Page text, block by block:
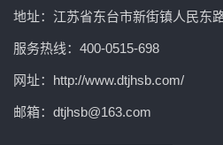
地址：江苏省东台市新街镇人民东
服务热线：400-0515-698
网址：http://www.dtjhsb.com/
邮箱：dtjhsb@163.com